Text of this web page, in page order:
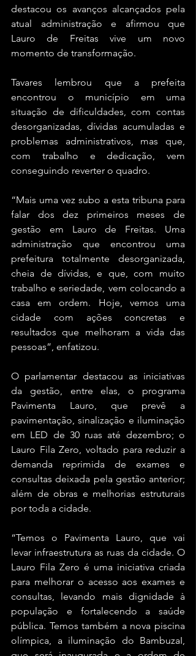
destacou os avanços alcançados pela
atual administração e afirmou que
Lauro de Freitas vive um novo
momento de transformação.
Tavares lembrou que a prefeita
encontrou o município em uma
situação de dificuldades, com contas
desorganizadas, dívidas acumuladas e
problemas administrativos, mas que,
com trabalho e dedicação, vem
conseguindo reverter o quadro.
“Mais uma vez subo a esta tribuna para
falar dos dez primeiros meses de
gestão em Lauro de Freitas. Uma
administração que encontrou uma
prefeitura totalmente desorganizada,
cheia de dívidas, e que, com muito
trabalho e seriedade, vem colocando a
casa em ordem. Hoje, vemos uma
cidade com ações concretas e
resultados que melhoram a vida das
pessoas”, enfatizou.
O parlamentar destacou as iniciativas
da gestão, entre elas, o programa
Pavimenta Lauro, que prevê a
pavimentação, sinalização e iluminação
em LED de 30 ruas até dezembro; o
Lauro Fila Zero, voltado para reduzir a
demanda reprimida de exames e
consultas deixada pela gestão anterior;
além de obras e melhorias estruturais
por toda a cidade.
“Temos o Pavimenta Lauro, que vai
levar infraestrutura as ruas da cidade. O
Lauro Fila Zero é uma iniciativa criada
para melhorar o acesso aos exames e
consultas, levando mais dignidade à
população e fortalecendo a saúde
pública. Temos também a nova piscina
olímpica, a iluminação do BambuzaI,